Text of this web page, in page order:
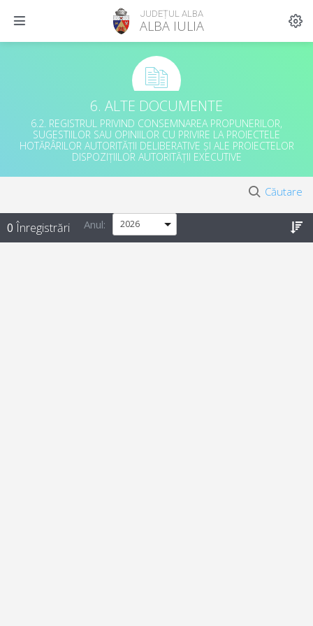
JUDEȚUL ALBA
ALBA IULIA
6. ALTE DOCUMENTE
6.2. REGISTRUL PRIVIND CONSEMNAREA PROPUNERILOR,
SUGESTIILOR SAU OPINIILOR CU PRIVIRE LA PROIECTELE
HOTĂRÂRILOR AUTORITĂȚII DELIBERATIVE ȘI ALE PROIECTELOR
DISPOZIȚIILOR AUTORITĂȚII EXECUTIVE
Căutare
0 Înregistrări Anul: